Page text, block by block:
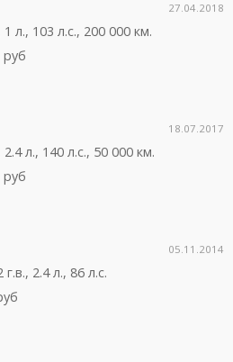
27.04.2018
1 л., 103 л.c., 200 000 км.
руб
18.07.2017
2.4 л., 140 л.c., 50 000 км.
руб
05.11.2014
2.4 л., 86 л.c.